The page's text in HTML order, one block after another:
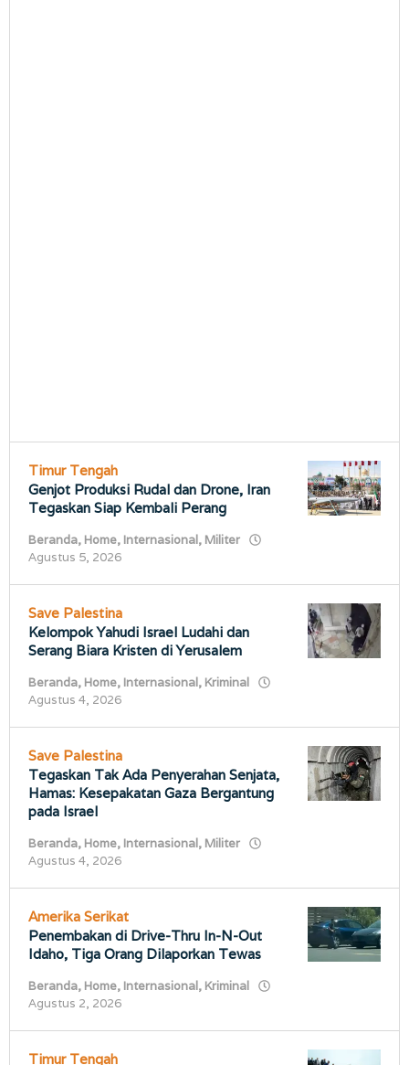
Timur Tengah
Genjot Produksi Rudal dan Drone, Iran
Tegaskan Siap Kembali Perang
Beranda, Home, Internasional, Militer
Agustus 5, 2026
Save Palestina
Kelompok Yahudi Israel Ludahi dan
Serang Biara Kristen di Yerusalem
Beranda, Home, Internasional, Kriminal
Agustus 4, 2026
Save Palestina
Tegaskan Tak Ada Penyerahan Senjata,
Hamas: Kesepakatan Gaza Bergantung
pada Israel
Beranda, Home, Internasional, Militer
Agustus 4, 2026
Amerika Serikat
Penembakan di Drive-Thru In-N-Out
Idaho, Tiga Orang Dilaporkan Tewas
Beranda, Home, Internasional, Kriminal
Agustus 2, 2026
Timur Tengah